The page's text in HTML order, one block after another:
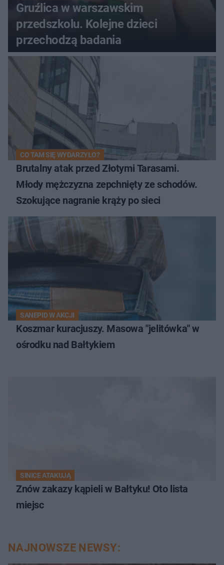
Gruźlica w warszawskim
przedszkolu. Kolejne dzieci
przechodzą badania
CO TAM SIĘ WYDARZYŁO?
Brutalny atak przed Złotymi Tarasami.
Młody mężczyzna zepchnięty ze schodów.
Szokujące nagranie krąży po sieci
SANEPID W AKCJI
Koszmar kuracjuszy. Masowa "jelitówka" w
ośrodku nad Bałtykiem
SINICE ATAKUJĄ
Znów zakazy kąpieli w Bałtyku! Oto lista
miejsc
NAJNOWSZE NEWSY: